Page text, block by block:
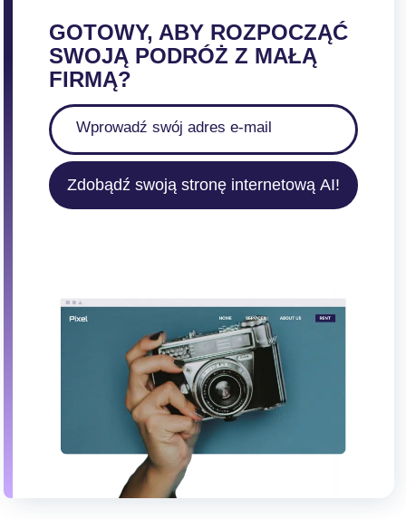
GOTOWY, ABY ROZPOCZĄĆ
SWOJĄ PODRÓŻ Z MAŁĄ
FIRMĄ?
Zdobądź swoją stronę internetową AI!